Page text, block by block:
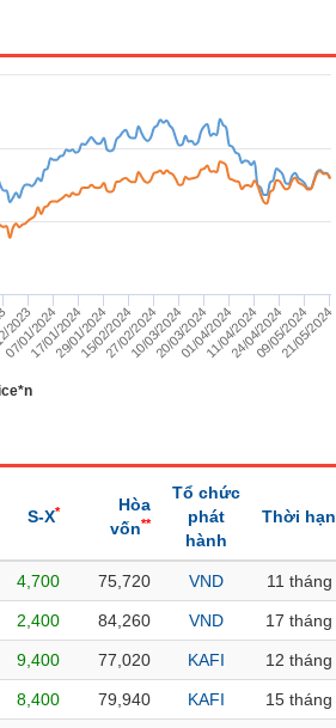
07/01/2024
17/01/2024
29/01/2024
15/02/2024
27/02/2024
10/03/2024
20/03/2024
01/04/2024
11/04/2024
24/04/2024
09/05/2024
21/05/2024
S-X*
Hòa
vốn**
Tổ chức
phát
hành
Thời hạn
4,700 75,720 VND 11 tháng
2,400 84,260 VND 17 tháng
9,400 77,020 KAFI 12 tháng
8,400 79,940 KAFI 15 tháng
Hợp đồng tương lai Trái phiếu